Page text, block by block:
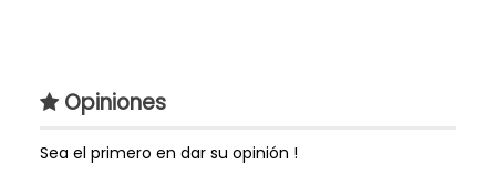
Genero
Unisex
Opiniones
Sea el primero en dar su opinión !